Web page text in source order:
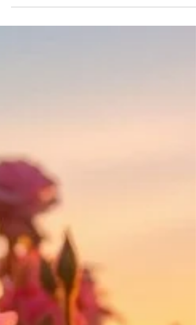
eu invoco os Bem Amados Mestres Saint